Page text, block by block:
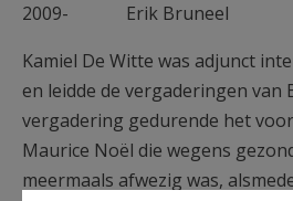
2009- Erik Bruneel
Kamiel De Witte was adjunct
en leidde de vergaderingen van
vergadering gedurende het
Maurice Noël die wegens
meermaals afwezig was,